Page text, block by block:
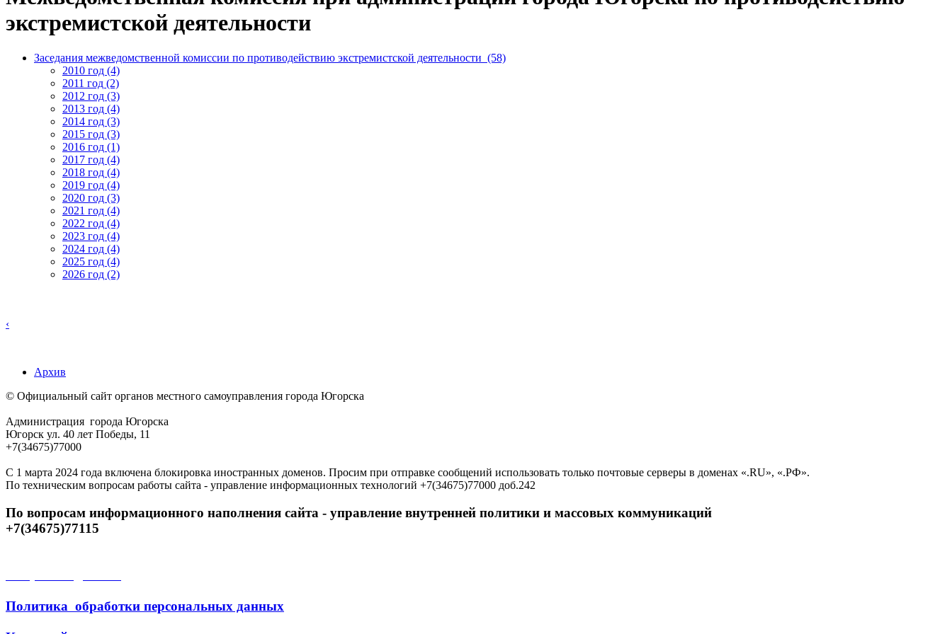
экстремистской деятельности
Заседания межведомственной комиссии по противодействию экстремистской деятельности (58)
2010 год (4)
2011 год (2)
2012 год (3)
2013 год (4)
2014 год (3)
2015 год (3)
2016 год (1)
2017 год (4)
2018 год (4)
2019 год (4)
2020 год (3)
2021 год (4)
2022 год (4)
2023 год (4)
2024 год (4)
2025 год (4)
2026 год (2)
‹
Архив
© Официальный сайт органов местного самоуправления города Югорска
Администрация города Югорска
Югорск ул. 40 лет Победы, 11
+7(34675)77000
С 1 марта 2024 года включена блокировка иностранных доменов. Просим при отправке сообщений использовать только почтовые серверы в доменах «.RU», «.РФ».
По техническим вопросам работы сайта - управление информационных технологий +7(34675)77000 доб.242
По вопросам информационного наполнения сайта - управление внутренней политики и массовых коммуникаций
+7(34675)77115
Политика обработки персональных данных